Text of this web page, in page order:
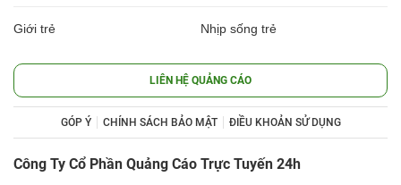
Giới trẻ Nhịp sống trẻ
LIÊN HỆ QUẢNG CÁO
GÓP Ý CHÍNH SÁCH BẢO MẬT ĐIỀU KHOẢN SỬ DỤNG
Công Ty Cổ Phần Quảng Cáo Trực Tuyến 24h